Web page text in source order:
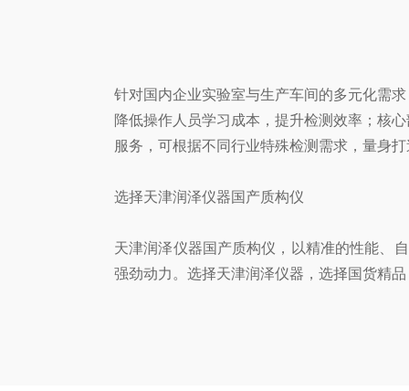
针对国内企业实验室与生产车间的多元化需
降低操作人员学习成本，提升检测效率；核
服务，可根据不同行业特殊检测需求，量身
选择天津润泽仪器国产质构仪
天津润泽仪器国产质构仪，以精准的性能、
强劲动力。选择天津润泽仪器，选择国货精